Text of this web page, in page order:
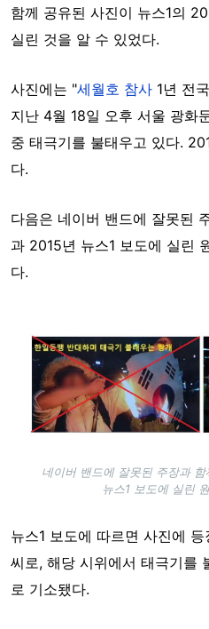
함께 공유된 사진이 뉴스1의
실린 것을 알 수 있었다.
사진에는 "세월호 참사 1년 전
지난 4월 18일 오후 서울 광화
중 태극기를 불태우고 있다.
다.
다음은 네이버 밴드에 잘못된
과 2015년 뉴스1 보도에 실린
다.
Image
네이버 밴드에 잘못된 주장과
뉴스1 보도에 실린
뉴스1 보도에 따르면 사진에
씨로, 해당 시위에서 태극기를
로 기소됐다.